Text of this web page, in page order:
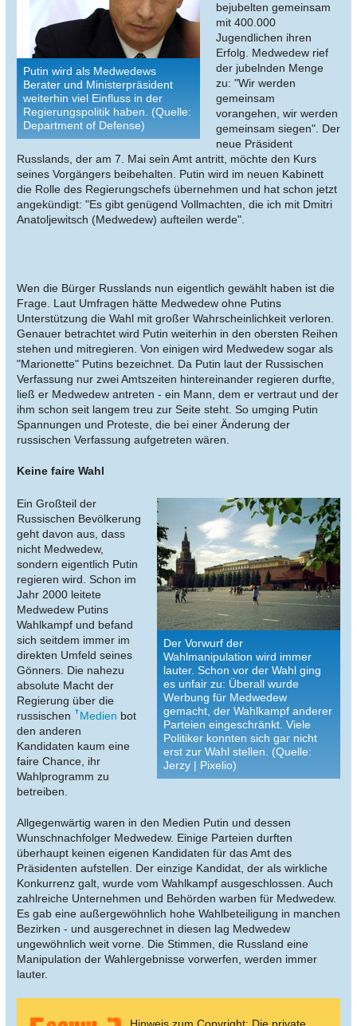
Putin wird als Medwedews
Berater und Ministerpräsident
weiterhin viel Einfluss in der
Regierungspolitik haben. (Quelle:
Department of Defense)
bejubelten gemeinsam
mit 400.000
Jugendlichen ihren
Erfolg. Medwedew rief
der jubelnden Menge
zu: "Wir werden
gemeinsam
vorangehen, wir werden
gemeinsam siegen". Der
neue Präsident
Russlands, der am 7. Mai sein Amt antritt, möchte den Kurs
seines Vorgängers beibehalten. Putin wird im neuen Kabinett
die Rolle des Regierungschefs übernehmen und hat schon jetzt
angekündigt: "Es gibt genügend Vollmachten, die ich mit Dmitri
Anatoljewitsch (Medwedew) aufteilen werde".
Wen die Bürger Russlands nun eigentlich gewählt haben ist die
Frage. Laut Umfragen hätte Medwedew ohne Putins
Unterstützung die Wahl mit großer Wahrscheinlichkeit verloren.
Genauer betrachtet wird Putin weiterhin in den obersten Reihen
stehen und mitregieren. Von einigen wird Medwedew sogar als
"Marionette" Putins bezeichnet. Da Putin laut der Russischen
Verfassung nur zwei Amtszeiten hintereinander regieren durfte,
ließ er Medwedew antreten - ein Mann, dem er vertraut und der
ihm schon seit langem treu zur Seite steht. So umging Putin
Spannungen und Proteste, die bei einer Änderung der
russischen Verfassung aufgetreten wären.
Keine faire Wahl
Der Vorwurf der
Wahlmanipulation wird immer
lauter. Schon vor der Wahl ging
es unfair zu: Überall wurde
Werbung für Medwedew
gemacht, der Wahlkampf anderer
Parteien eingeschränkt. Viele
Politiker konnten sich gar nicht
erst zur Wahl stellen. (Quelle:
Jerzy | Pixelio)
Ein Großteil der
Russischen Bevölkerung
geht davon aus, dass
nicht Medwedew,
sondern eigentlich Putin
regieren wird. Schon im
Jahr 2000 leitete
Medwedew Putins
Wahlkampf und befand
sich seitdem immer im
direkten Umfeld seines
Gönners. Die nahezu
absolute Macht der
Regierung über die
russischen
Medien bot
den anderen
Kandidaten kaum eine
faire Chance, ihr
Wahlprogramm zu
betreiben.
Allgegenwärtig waren in den Medien Putin und dessen
Wunschnachfolger Medwedew. Einige Parteien durften
überhaupt keinen eigenen Kandidaten für das Amt des
Präsidenten aufstellen. Der einzige Kandidat, der als wirkliche
Konkurrenz galt, wurde vom Wahlkampf ausgeschlossen. Auch
zahlreiche Unternehmen und Behörden warben für Medwedew.
Es gab eine außergewöhnlich hohe Wahlbeteiligung in manchen
Bezirken - und ausgerechnet in diesen lag Medwedew
ungewöhnlich weit vorne. Die Stimmen, die Russland eine
Manipulation der Wahlergebnisse vorwerfen, werden immer
lauter.